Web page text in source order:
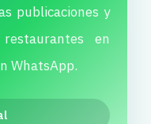
publicaciones y
en
WhatsApp.